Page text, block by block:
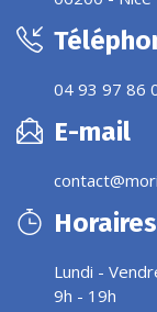
04 93 97 86
E-mail
Horaires
Lundi -
9h - 19h